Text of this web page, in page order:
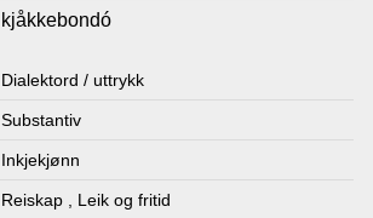
kjåkkebondó
Dialektord / uttrykk
Substantiv
Inkjekjønn
Reiskap, Leik og fritid